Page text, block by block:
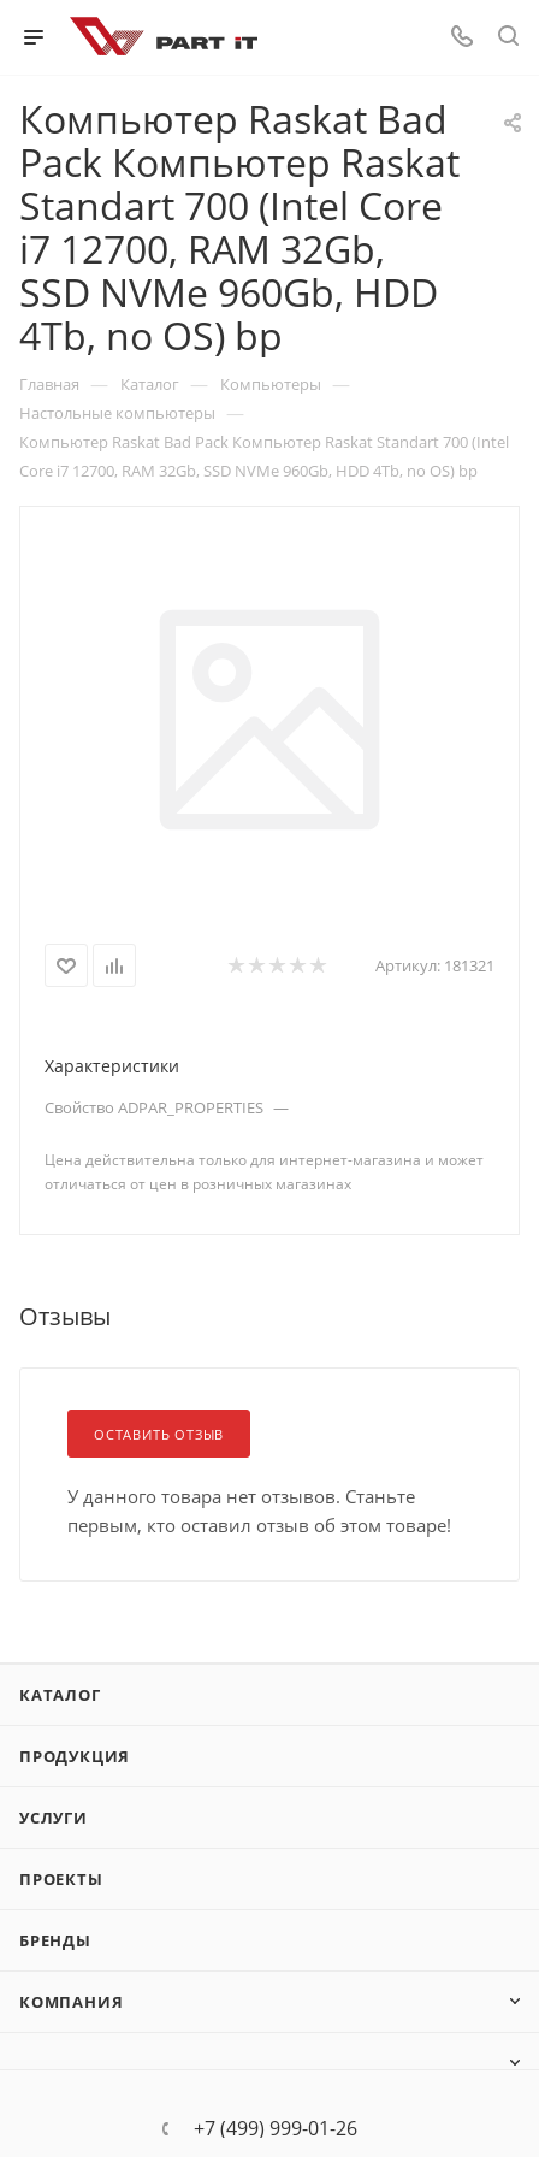
Компьютер Raskat Bad
Pack Компьютер Raskat
Standart 700 (Intel Core
i7 12700, RAM 32Gb,
SSD NVMe 960Gb, HDD
4Tb, no OS) bp
Главная — Каталог — Компьютеры —
Настольные компьютеры —
Компьютер Raskat Bad Pack Компьютер Raskat Standart 700 (Intel
Core i7 12700, RAM 32Gb, SSD NVMe 960Gb, HDD 4Tb, no OS) bp
Артикул: 181321
Характеристики
Свойство ADPAR_PROPERTIES —
Цена действительна только для интернет-магазина и может
отличаться от цен в розничных магазинах
Отзывы
ОСТАВИТЬ ОТЗЫВ
У данного товара нет отзывов. Станьте
первым, кто оставил отзыв об этом товаре!
КАТАЛОГ
ПРОДУКЦИЯ
УСЛУГИ
ПРОЕКТЫ
БРЕНДЫ
КОМПАНИЯ
+7 (499) 999-01-26